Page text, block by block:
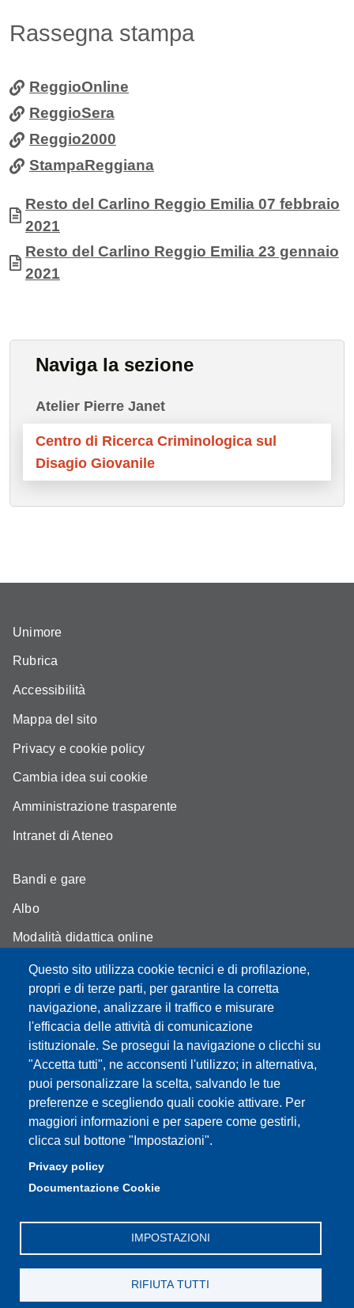
Rassegna stampa
ReggioOnline
ReggioSera
Reggio2000
StampaReggiana
Allegati
Documento
Resto del Carlino Reggio Emilia 07 febbraio
2021
Documento
Resto del Carlino Reggio Emilia 23 gennaio
2021
Naviga la sezione
Atelier Pierre Janet
Centro di Ricerca Criminologica sul
Disagio Giovanile
Questo sito utilizza cookie tecnici e di profilazione,
propri e di terze parti, per garantire la corretta
navigazione, analizzare il traffico e misurare
l'efficacia delle attività di comunicazione
istituzionale. Se prosegui la navigazione o clicchi su
"Accetta tutti", ne acconsenti l'utilizzo; in alternativa,
puoi personalizzare la scelta, salvando le tue
preferenze e scegliendo quali cookie attivare. Per
maggiori informazioni e per sapere come gestirli,
clicca sul bottone "Impostazioni".
Privacy policy
Documentazione Cookie
IMPOSTAZIONI
RIFIUTA TUTTI
Unimore
Rubrica
Accessibilità
Mappa del sito
Privacy e cookie policy
Cambia idea sui cookie
Amministrazione trasparente
Intranet di Ateneo
Bandi e gare
Albo
Modalità didattica online
Segreteria studenti
Assicurazione qualità
Partita IVA: 00427620364
Dipartimento di Educazione e Scienze Umane
Sede: Viale Timavo 93 - 42121 Reggio nell'Emilia
Area Didattica: didattica.desu@unimore.it
Segreteria: segreteria.educazione@unimore.it
Telefono: 0522/523611 (portineria)